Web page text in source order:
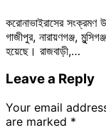
করোনাভাইরাসের সংক্রমণ
গাজীপুর, নারায়ণগঞ্জ,
হয়েছে। রাজবাড়ী,…
Leave a Reply
Your email
are marked *